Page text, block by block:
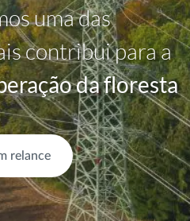
uma das
contribui para a
da floresta
relance